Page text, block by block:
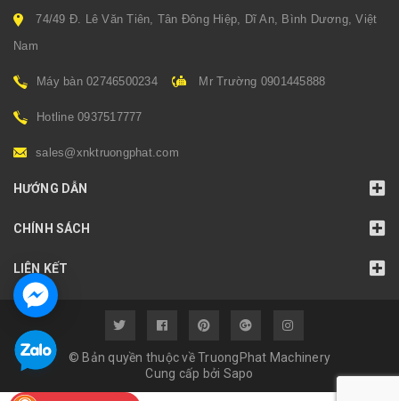
74/49 Đ. Lê Văn Tiên, Tân Đông Hiệp, Dĩ An, Bình Dương, Việt
Nam
Máy bàn 02746500234 Mr Trường 0901445888
Hotline 0937517777
sales@xnktruongphat.com
HƯỚNG DẪN
CHÍNH SÁCH
LIÊN KẾT
© Bản quyền thuộc về TruongPhat Machinery
Cung cấp bởi Sapo